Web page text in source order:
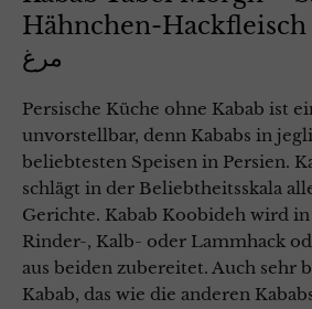
Hähnchen-Hackfleisch کباب تابه ای
مرغ
Persische Küche ohne Kabab ist
unvorstellbar, denn Kababs in
beliebtesten Speisen in Persien.
schlägt in der Beliebtheitsskala
Gerichte. Kabab Koobideh wird
Rinder-, Kalb- oder Lammhack
aus beiden zubereitet. Auch sehr
Kabab, das wie die anderen